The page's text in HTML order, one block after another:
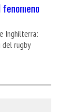
Inghilterra:
del rugby